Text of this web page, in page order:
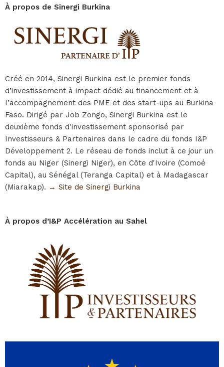
À propos de Sinergi Burkina
Créé en 2014, Sinergi Burkina est le premier fonds
d’investissement à impact dédié au financement et à
l’accompagnement des PME et des start-ups au Burkina
Faso. Dirigé par Job Zongo, Sinergi Burkina est le
deuxième fonds d'investissement sponsorisé par
Investisseurs & Partenaires dans le cadre du fonds I&P
Développement 2. Le réseau de fonds inclut à ce jour un
fonds au Niger (Sinergi Niger), en Côte d'Ivoire (Comoé
Capital), au Sénégal (Teranga Capital) et à Madagascar
(Miarakap). → Site de Sinergi Burkina
À propos d’I&P Accélération au Sahel